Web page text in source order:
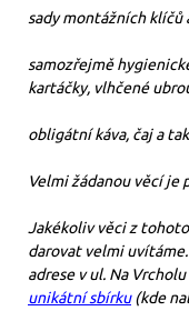
sady montážních klíčů
samozřejmě
kartáčky, vlhčené
obligátní káva, čaj a
Velmi žádanou věcí je
Jakékoliv věci z
darovat velmi
adrese v ul. Na
unikátní sbírku(kde